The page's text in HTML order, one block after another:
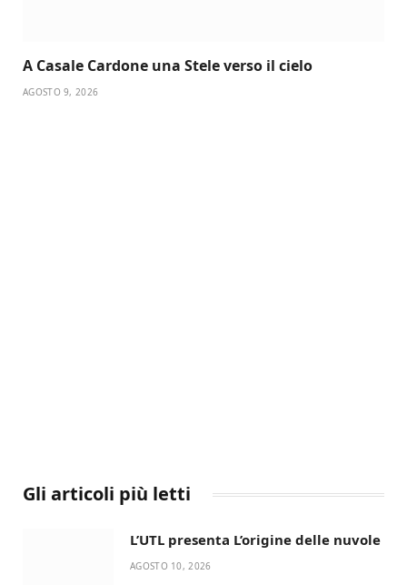
A Casale Cardone una Stele verso il cielo
AGOSTO 9, 2026
Gli articoli più letti
L’UTL presenta L’origine delle nuvole
AGOSTO 10, 2026